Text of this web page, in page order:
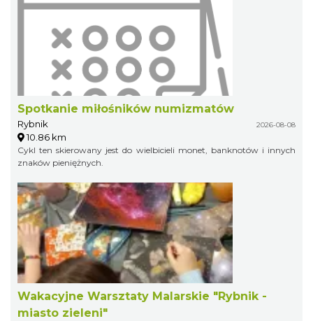
Spotkanie miłośników numizmatów
Rybnik 2026-08-08
10.86 km
Cykl ten skierowany jest do wielbicieli monet, banknotów i innych
znaków pieniężnych.
Wakacyjne Warsztaty Malarskie "Rybnik -
miasto zieleni"